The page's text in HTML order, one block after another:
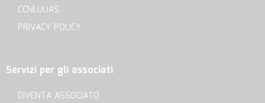
CCNLULIAS
PRIVACY POLICY
Servizi per gli associati
DIVENTA ASSOCIATO